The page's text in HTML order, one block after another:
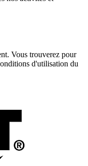
Vous trouverez pour
d'utilisation du